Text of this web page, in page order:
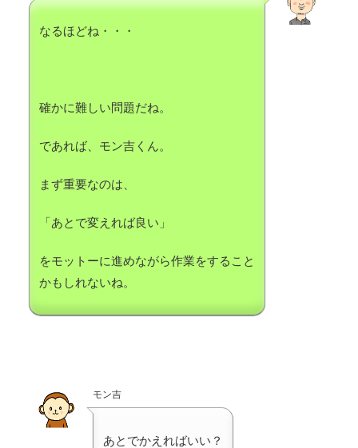
なるほどね・・・
確かに難しい問題だね。
であれば、モン吉くん。
まず重要なのは、
「あとで変えれば良い」
をモットーに進めながら作業をすること
かもしれないね。
モン吉
あとでかえればいい？